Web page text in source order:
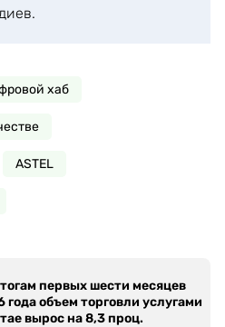
хаб
ASTEL
первых шести месяцев
года объем торговли услугами
вырос на 8,3 проц.